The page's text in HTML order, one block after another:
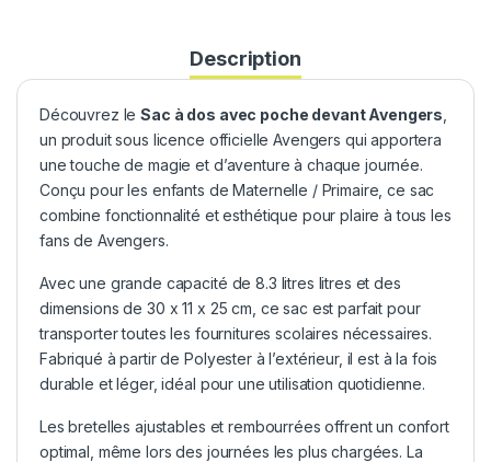
Description
Découvrez leSac à dos avec poche devant Avengers
un produit sous licence officielle Avengers qui apportera
une touche de magie et d’aventure à chaque journée.
Conçu pour les enfants de Maternelle / Primaire, ce sac
combine fonctionnalité et esthétique pour plaire à tous les
fans de Avengers.
Avec une grande capacité de 8.3 litres litres et des
dimensions de 30 x 11 x 25 cm, ce sac est parfait pour
transporter toutes les fournitures scolaires nécessaires.
Fabriqué à partir de Polyester à l’extérieur, il est à la fois
durable et léger, idéal pour une utilisation quotidienne.
Les bretelles ajustables et rembourrées offrent un confort
optimal, même lors des journées les plus chargées. La